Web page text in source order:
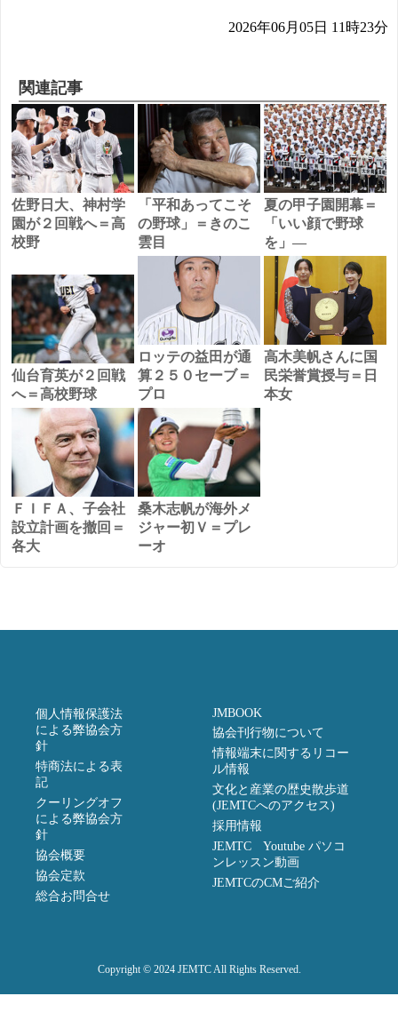
2026年06月05日 11時23分
関連記事
佐野日大、神村学
園が２回戦へ＝高
校野
「平和あってこそ
の野球」＝きのこ
雲目
夏の甲子園開幕＝
「いい顔で野球
を」―
仙台育英が２回戦
へ＝高校野球
ロッテの益田が通
算２５０セーブ＝
プロ
高木美帆さんに国
民栄誉賞授与＝日
本女
ＦＩＦＡ、子会社
設立計画を撤回＝
各大
桑木志帆が海外メ
ジャー初Ｖ＝プレ
ーオ
個人情報保護法
による弊協会方
針
特商法による表
記
クーリングオフ
による弊協会方
針
協会概要
協会定款
総合お問合せ
JMBOOK
協会刊行物について
情報端末に関するリコー
ル情報
文化と産業の歴史散歩道
(JEMTCへのアクセス)
採用情報
JEMTC Youtube パソコ
ンレッスン動画
JEMTCのCMご紹介
Copyright © 2024 JEMTC All Rights Reserved.